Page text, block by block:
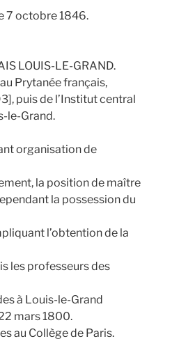
7 octobre 1846.
LOUIS-LE-GRAND.
Prytanée français,
puis de l’Institut central
le-Grand.
organisation de
la position de maître
la possession du
l’obtention de la
les professeurs des
à Louis-le-Grand
mars 1800.
au Collège de Paris.